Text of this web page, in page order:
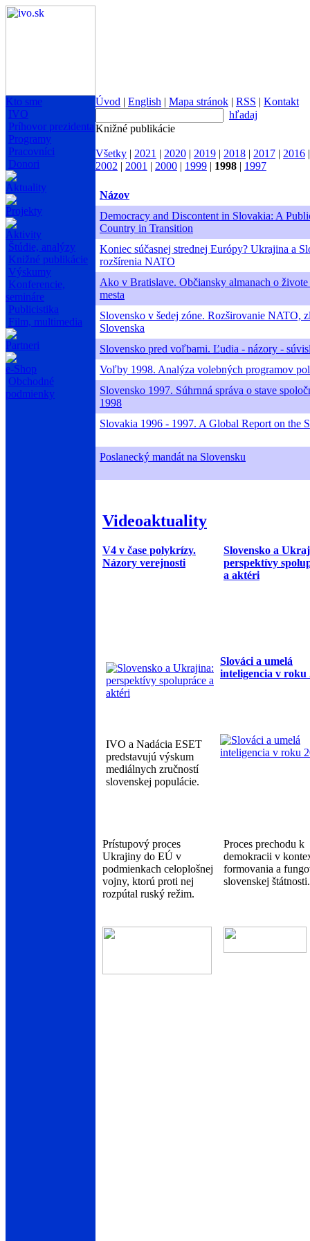
Kto sme
IVO
Príhovor prezidenta
Programy
Pracovníci
Donori
Aktuality
Projekty
Aktivity
Štúdie, analýzy
Knižné publikácie
Výskumy
Konferencie,
semináre
Publicistika
Film, multimedia
Partneri
e-Shop
Obchodné
podmienky
Úvod | English | Mapa stránok | RSS | Kontakt
hľadaj
Knižné publikácie
Všetky | 2021 | 2020 | 2019 | 2018 | 2017 | 2016
2002 | 2001 | 2000 | 1999 | 1998 | 1997
Názov
Democracy and Discontent in Slovakia: A
Country in Transition
Koniec súčasnej strednej Európy? Ukrajina a
rozšírenia NATO
Ako v Bratislave. Občiansky almanach o
mesta
Slovensko v šedej zóne. Rozširovanie NATO,
Slovenska
Slovensko pred voľbami. Ľudia - názory -
Voľby 1998. Analýza volebných programov
Slovensko 1997. Súhrnná správa o stave
1998
Slovakia 1996 - 1997. A Global Report on the
Poslanecký mandát na Slovensku
Videoaktuality
V4 v čase polykrízy.
Názory verejnosti
Slovensko a
perspektívy
a aktéri
Slováci a umelá
inteligencia v roku
IVO a Nadácia ESET
predstavujú výskum
mediálnych zručností
slovenskej populácie.
Prístupový proces
Ukrajiny do EÚ v
podmienkach celoplošnej
vojny, ktorú proti nej
rozpútal ruský režim.
Proces prechodu k
demokracii v
formovania a
slovenskej štátnosti.